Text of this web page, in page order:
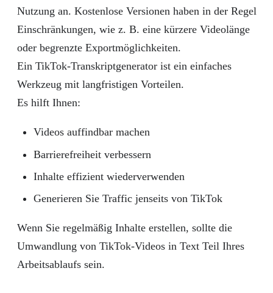
Nutzung an. Kostenlose Versionen haben in der Regel
Einschränkungen, wie z. B. eine kürzere Videolänge
oder begrenzte Exportmöglichkeiten.
Ein TikTok-Transkriptgenerator ist ein einfaches
Werkzeug mit langfristigen Vorteilen.
Es hilft Ihnen:
Videos auffindbar machen
Barrierefreiheit verbessern
Inhalte effizient wiederverwenden
Generieren Sie Traffic jenseits von TikTok
Wenn Sie regelmäßig Inhalte erstellen, sollte die
Umwandlung von TikTok-Videos in Text Teil Ihres
Arbeitsablaufs sein.